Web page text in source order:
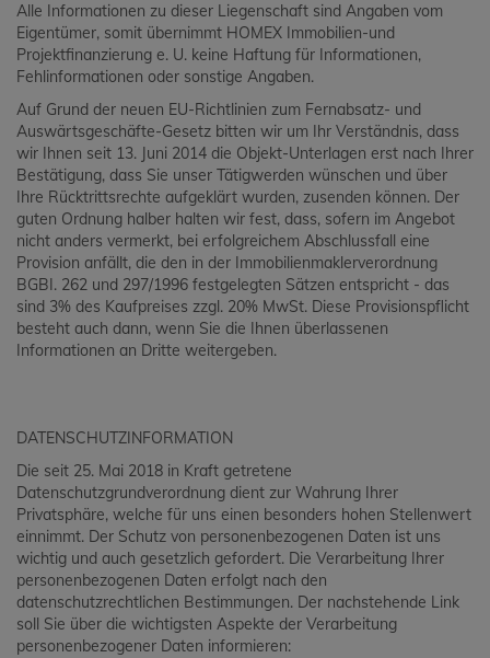
Alle Informationen zu dieser Liegenschaft sind Angaben vom
Eigentümer, somit übernimmt HOMEX Immobilien-und
Projektfinanzierung e. U. keine Haftung für Informationen,
Fehlinformationen oder sonstige Angaben.
Auf Grund der neuen EU-Richtlinien zum Fernabsatz- und
Auswärtsgeschäfte-Gesetz bitten wir um Ihr Verständnis, dass
wir Ihnen seit 13. Juni 2014 die Objekt-Unterlagen erst nach Ihrer
Bestätigung, dass Sie unser Tätigwerden wünschen und über
Ihre Rücktrittsrechte aufgeklärt wurden, zusenden können. Der
guten Ordnung halber halten wir fest, dass, sofern im Angebot
nicht anders vermerkt, bei erfolgreichem Abschlussfall eine
Provision anfällt, die den in der Immobilienmaklerverordnung
BGBI. 262 und 297/1996 festgelegten Sätzen entspricht - das
sind 3% des Kaufpreises zzgl. 20% MwSt. Diese Provisionspflicht
besteht auch dann, wenn Sie die Ihnen überlassenen
Informationen an Dritte weitergeben.
DATENSCHUTZINFORMATION
Die seit 25. Mai 2018 in Kraft getretene
Datenschutzgrundverordnung dient zur Wahrung Ihrer
Privatsphäre, welche für uns einen besonders hohen Stellenwert
einnimmt. Der Schutz von personenbezogenen Daten ist uns
wichtig und auch gesetzlich gefordert. Die Verarbeitung Ihrer
personenbezogenen Daten erfolgt nach den
datenschutzrechtlichen Bestimmungen. Der nachstehende Link
soll Sie über die wichtigsten Aspekte der Verarbeitung
personenbezogener Daten informieren: